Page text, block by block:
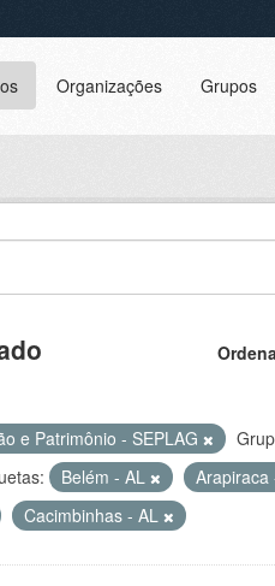
Organizações Grupos
e Patrimônio - SEPLAG
Belém - AL Arapiraca
Cacimbinhas - AL